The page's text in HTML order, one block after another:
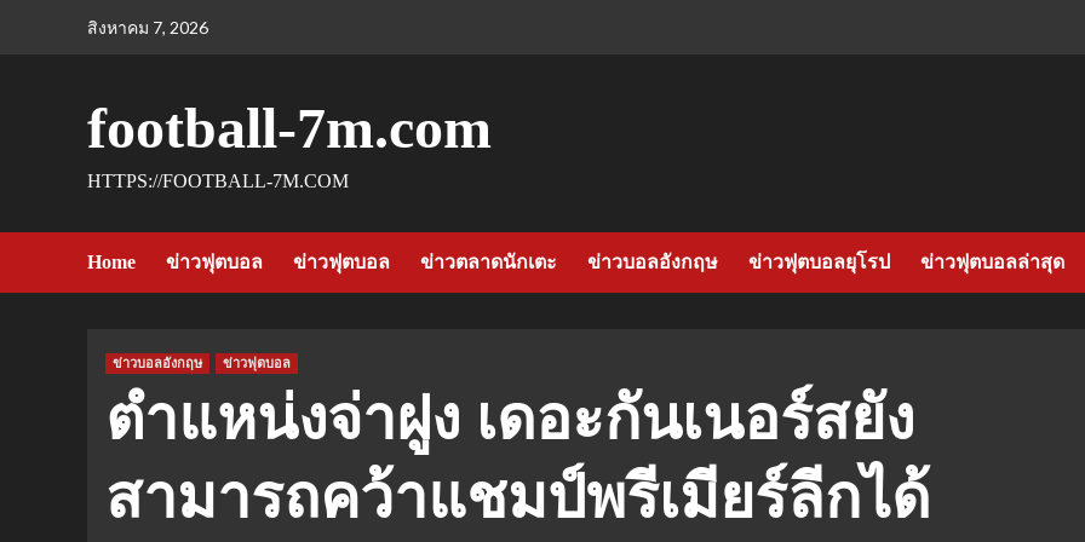
สิงหาคม 7, 2026
football-7m.com
HTTPS://FOOTBALL-7M.COM
Home ข่าวฟุตบอล ข่าวฟุตบอล ข่าวตลาดนักเตะ ข่าวบอลอังกฤษ ข่าวฟุตบอลยุโรป ข่าวฟุตบอลล่าสุด
ข่าวบอลอังกฤษ ข่าวฟุตบอล
ตำแหน่งจ่าฝูง เดอะกันเนอร์สยัง
สามารถคว้าแชมป์พรีเมียร์ลีกได้